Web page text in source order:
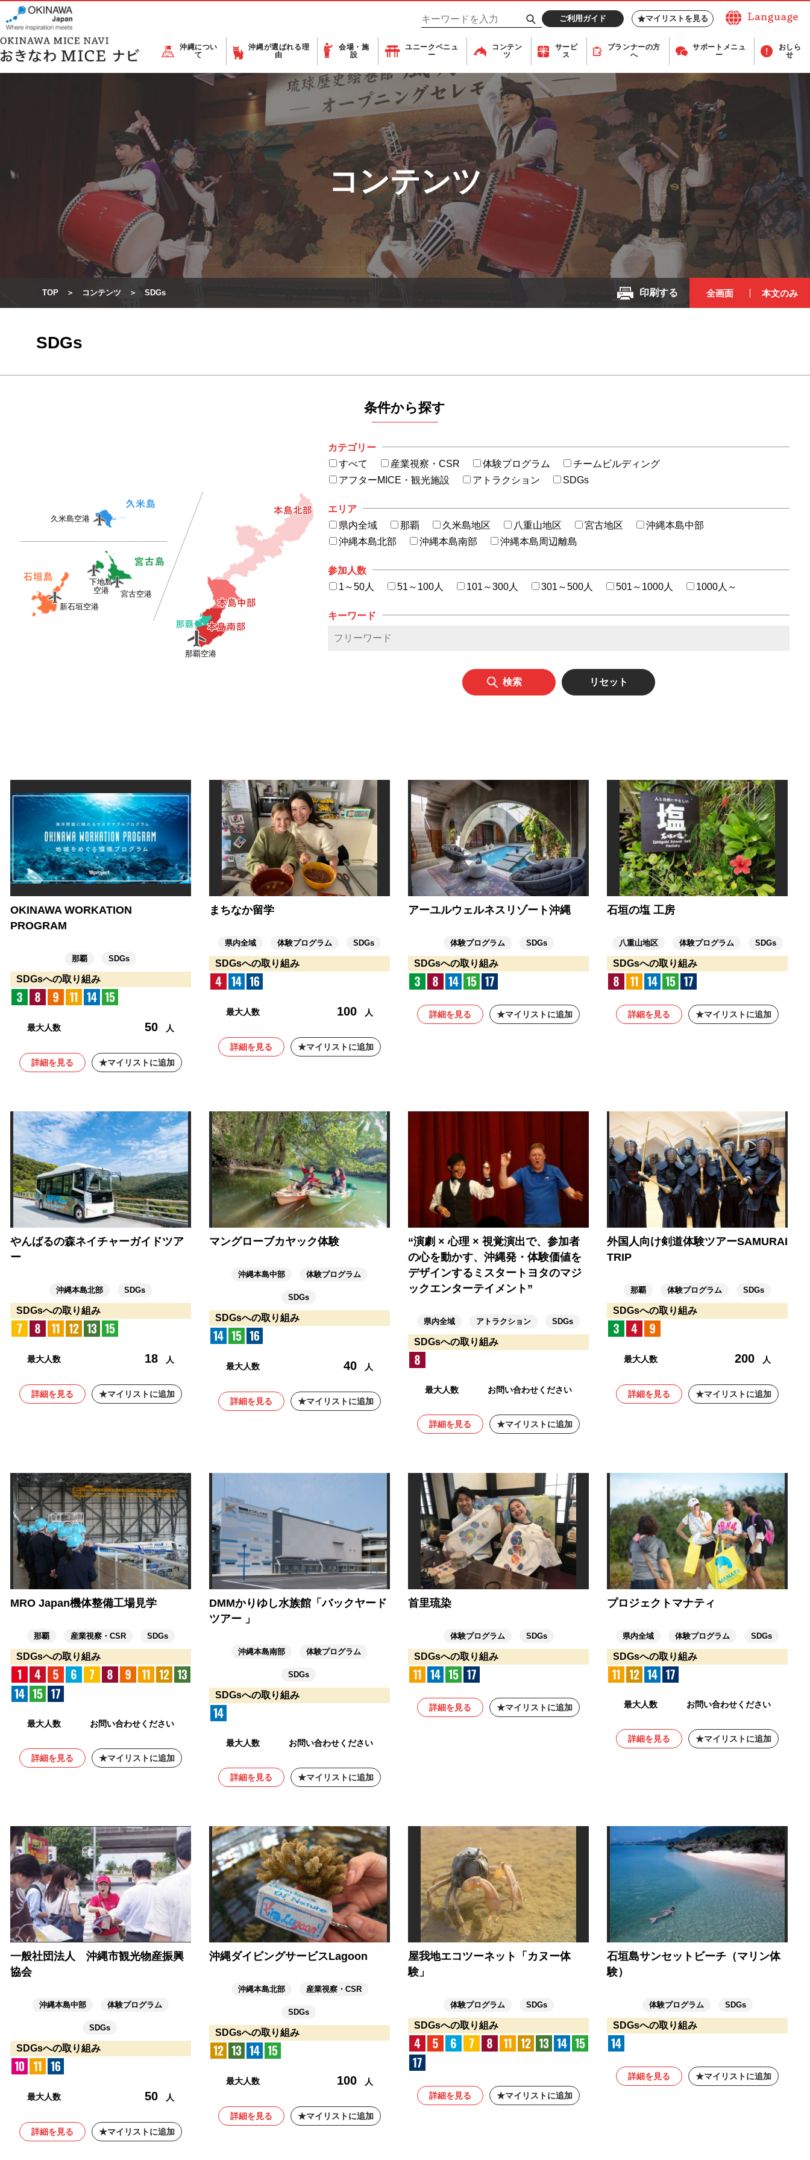
ご利用ガイド マイリストを見る
沖縄につい
て
沖縄が選ばれる理
由
会場・施
設
ユニークベニュ
ー
コンテン
ツ
サービ
ス
プランナーの方
へ
サポート メニュ
ー
おしら
せ
コンテンツ
TOP コンテンツ SDGs 印刷する 全画面 本文のみ
SDGs
条件から探す
久米島空港
新石垣空港
下地島
空港
宮古空港
那覇空港
カテゴリー
すべて
産業視察・CSR 体験プログラム
チームビルディング
アフターMICE・観光施設
アトラクション SDGs
エリア
県内全域
那覇 久米島地区 八重山地区 宮古地区
沖縄本島中部
沖縄本島北部
沖縄本島南部 沖縄本島周辺離島
参加人数
1～50人
51～100人 101～300人 301～500人 501～1000人 1000人～
キーワード
OKINAWA WORKATION
PROGRAM
那覇 SDGs
SDGsへの取り組み
最大人数 50 人
詳細を見る マイリストに追加
まちなか留学
県内全域 体験プログラム SDGs
SDGsへの取り組み
最大人数 100 人
詳細を見る マイリストに追加
アーユルウェルネスリゾート沖縄
体験プログラム SDGs
SDGsへの取り組み
詳細を見る マイリストに追加
石垣の塩 工房
八重山地区 体験プログラム SDGs
SDGsへの取り組み
詳細を見る マイリストに追加
やんばるの森ネイチャーガイドツア
ー
沖縄本島北部 SDGs
SDGsへの取り組み
最大人数 18 人
詳細を見る マイリストに追加
マングローブカヤック体験
沖縄本島中部 体験プログラム
SDGs
SDGsへの取り組み
最大人数 40 人
詳細を見る マイリストに追加
“演劇 × 心理 × 視覚演出で、参加者
の心を動かす、沖縄発・体験価値を
デザインするミスタートヨタのマジ
ックエンターテイメント”
県内全域 アトラクション SDGs
SDGsへの取り組み
最大人数 お問い合わせください
詳細を見る マイリストに追加
外国人向け剣道体験ツアーSAMURAI
TRIP
那覇 体験プログラム SDGs
SDGsへの取り組み
最大人数 200 人
詳細を見る マイリストに追加
MRO Japan機体整備工場見学
那覇 産業視察・CSR SDGs
SDGsへの取り組み
最大人数 お問い合わせください
詳細を見る マイリストに追加
DMMかりゆし水族館「バックヤード
ツアー 」
沖縄本島南部 体験プログラム
SDGs
SDGsへの取り組み
最大人数 お問い合わせください
詳細を見る マイリストに追加
首里琉染
体験プログラム SDGs
SDGsへの取り組み
詳細を見る マイリストに追加
プロジェクトマナティ
県内全域 体験プログラム SDGs
SDGsへの取り組み
最大人数 お問い合わせください
詳細を見る マイリストに追加
一般社団法人 沖縄市観光物産振興
協会
沖縄本島中部 体験プログラム
SDGs
SDGsへの取り組み
最大人数 50 人
詳細を見る マイリストに追加
沖縄ダイビングサービスLagoon
沖縄本島北部 産業視察・CSR
SDGs
SDGsへの取り組み
最大人数 100 人
詳細を見る マイリストに追加
屋我地エコツーネット「カヌー体
験」
体験プログラム SDGs
SDGsへの取り組み
詳細を見る マイリストに追加
石垣島サンセットビーチ（マリン体
験）
体験プログラム SDGs
SDGsへの取り組み
詳細を見る マイリストに追加